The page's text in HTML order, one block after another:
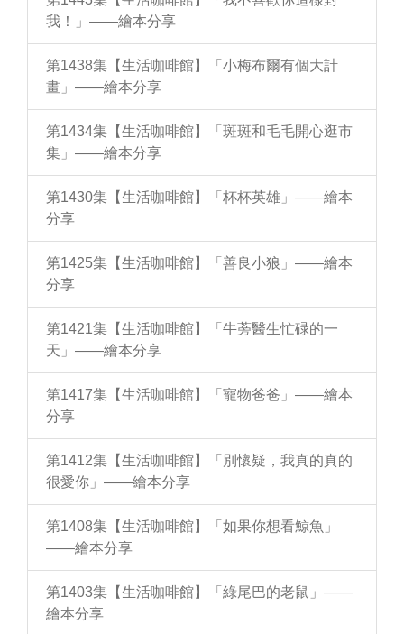
我！」——繪本分享
第1438集【生活咖啡館】「小梅布爾有個大計
畫」——繪本分享
第1434集【生活咖啡館】「斑斑和毛毛開心逛市
集」——繪本分享
第1430集【生活咖啡館】「杯杯英雄」——繪本
分享
第1425集【生活咖啡館】「善良小狼」——繪本
分享
第1421集【生活咖啡館】「牛蒡醫生忙碌的一
天」——繪本分享
第1417集【生活咖啡館】「寵物爸爸」——繪本
分享
第1412集【生活咖啡館】「別懷疑，我真的真的
很愛你」——繪本分享
第1408集【生活咖啡館】「如果你想看鯨魚」
——繪本分享
第1403集【生活咖啡館】「綠尾巴的老鼠」——
繪本分享